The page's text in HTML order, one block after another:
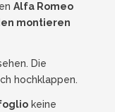
Alfa Romeo
montieren
Die
hochklappen.
keine